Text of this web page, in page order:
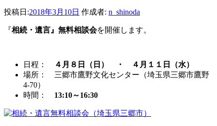
投稿日:2018年3月10日 作成者: n_shinoda
『相続・遺言』無料相談会を開催します。
日程：
４月８日（日） ・ ４月１１日（水）
場所： 三郷市鷹野文化センター（埼玉県三郷市鷹野
4-70）
時間： 13:10～16:30